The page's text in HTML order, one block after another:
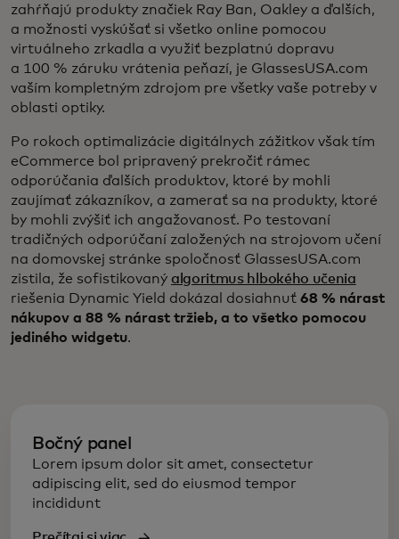
zahŕňajú produkty značiek Ray Ban, Oakley a ďalších,
a možnosti vyskúšať si všetko online pomocou
virtuálneho zrkadla a využiť bezplatnú dopravu
a 100 % záruku vrátenia peňazí, je GlassesUSA.com
vaším kompletným zdrojom pre všetky vaše potreby v
oblasti optiky.
Po rokoch optimalizácie digitálnych zážitkov však tím
eCommerce bol pripravený prekročiť rámec
odporúčania ďalších produktov, ktoré by mohli
zaujímať zákazníkov, a zamerať sa na produkty, ktoré
by mohli zvýšiť ich angažovanosť. Po testovaní
tradičných odporúčaní založených na strojovom učení
na domovskej stránke spoločnosť GlassesUSA.com
zistila, že sofistikovaný algoritmus hlbokého učenia
riešenia Dynamic Yield dokázal dosiahnuť 68 % nárast
nákupov a 88 % nárast tržieb, a to všetko pomocou
jediného widgetu.
Bočný panel
Lorem ipsum dolor sit amet, consectetur
adipiscing elit, sed do eiusmod tempor
incididunt